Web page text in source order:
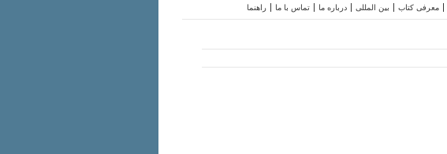
راهنما تماس با ما درباره ما بین المللی معرفی کتاب